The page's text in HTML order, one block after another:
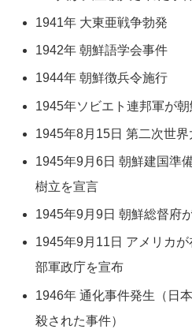
1941年 大東亜戦争勃発
1942年 朝鮮語学会事件
1944年 朝鮮徴兵令施行
1945年ソビエト連邦軍が
1945年8月15日 第二次世
1945年9月6日 朝鮮建国準
樹立を宣言
1945年9月9日 朝鮮総督府
1945年9月11日 アメリカ
部軍政庁を宣布
1946年 通化事件発生（日
殺された事件）